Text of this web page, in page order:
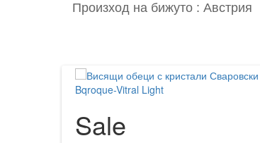
Произход на бижуто : Австрия
Sale